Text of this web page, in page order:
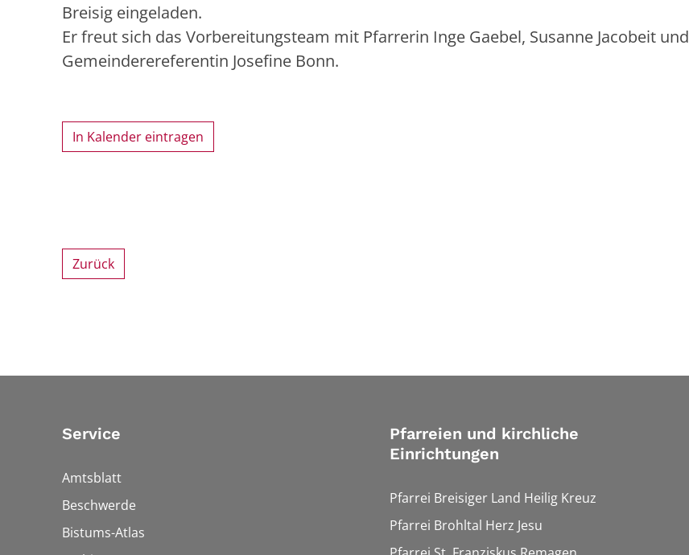
Breisig eingeladen.
Er freut sich das Vorbereitungsteam mit Pfarrerin Inge Gaebel, Susanne Jacobeit und
Gemeinderereferentin Josefine Bonn.
In Kalender eintragen
Zurück
Service
Amtsblatt
Beschwerde
Bistums-Atlas
Pfarreien und kirchliche
Einrichtungen
Pfarrei Breisiger Land Heilig Kreuz
Pfarrei Brohltal Herz Jesu